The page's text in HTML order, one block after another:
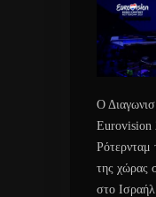
Ο
Eurovision
Ρότερνταμ
της χώρας
στο